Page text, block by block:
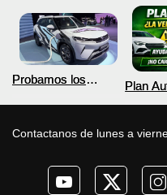
Probamos los
DM-i y EV con más
Plan
PHEV
Contactanos de lunes a